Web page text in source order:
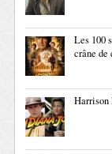
Les 100
crâne
Harrison